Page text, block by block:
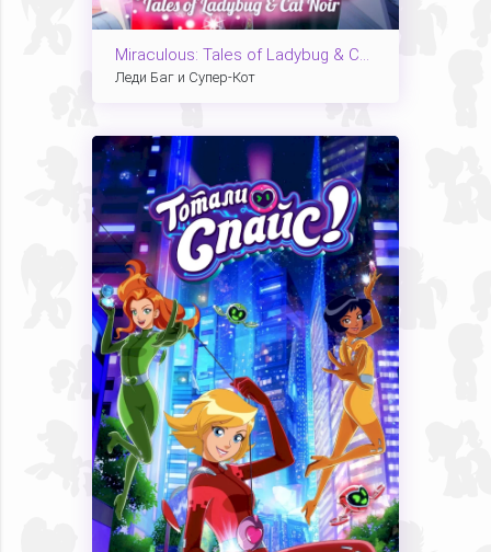
Miraculous: Tales of Ladybug & Cat Noir
Леди Баг и Супер-Кот